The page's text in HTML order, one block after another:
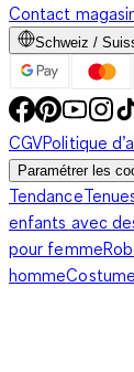
Contact
Schweiz /
CGVPolitique
Paramétrer les
Tendance
enfants avec
pour femme
homme